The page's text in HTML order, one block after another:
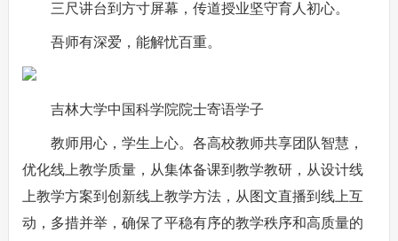
三尺讲台到方寸屏幕，传道授业坚守育人初心。
吾师有深爱，能解忧百重。
吉林大学中国科学院院士寄语学子
教师用心，学生上心。各高校教师共享团队智慧，
优化线上教学质量，从集体备课到教学教研，从设计线
上教学方案到创新线上教学方法，从图文直播到线上互
动，多措并举，确保了平稳有序的教学秩序和高质量的